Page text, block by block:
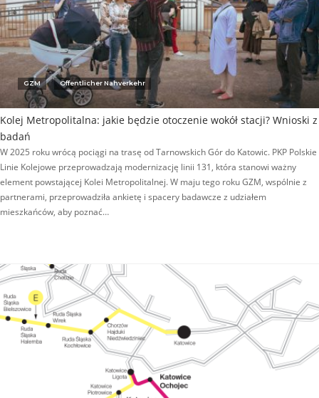
GZM Öffentlicher Nahverkehr
Kolej Metropolitalna: jakie będzie otoczenie wokół stacji? Wnioski z
badań
W 2025 roku wrócą pociągi na trasę od Tarnowskich Gór do Katowic. PKP Polskie
Linie Kolejowe przeprowadzają modernizację linii 131, która stanowi ważny
element powstającej Kolei Metropolitalnej. W maju tego roku GZM, wspólnie z
partnerami, przeprowadziła ankietę i spacery badawcze z udziałem
mieszkańców, aby poznać…